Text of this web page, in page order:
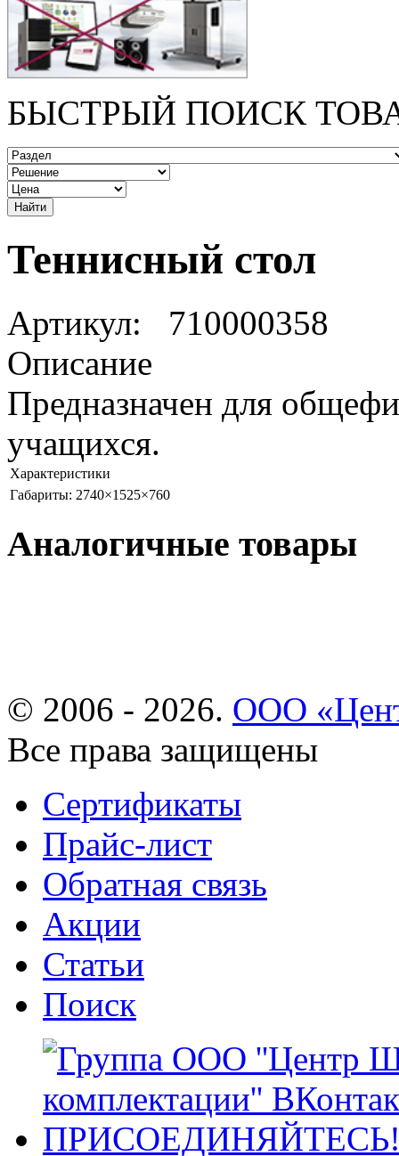
БЫСТРЫЙ ПОИСК
Теннисный стол
Артикул:
710000358
Описание
Предназначен для
учащихся.
Характеристики
Габариты: 2740×1525×760
Аналогичные товары
© 2006 - 2026. ООО
Все права защищены
Сертификаты
Прайс-лист
Обратная связь
Акции
Статьи
Поиск